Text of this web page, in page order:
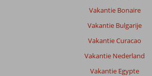
Vakantie Bonaire
Vakantie Bulgarije
Vakantie Curacao
Vakantie Nederland
Vakantie Egypte